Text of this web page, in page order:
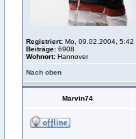
Registriert: Mo, 09.02.2004, 5:42
Beiträge: 6908
Wohnort: Hannover
Nach oben
Marvin74